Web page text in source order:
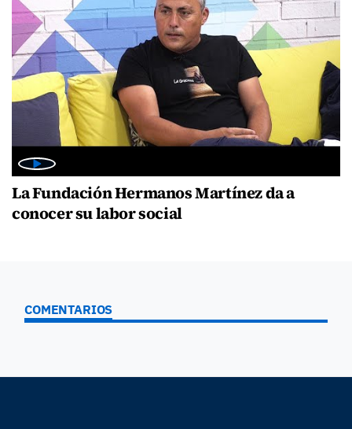
La Fundación Hermanos Martínez da a
conocer su labor social
COMENTARIOS